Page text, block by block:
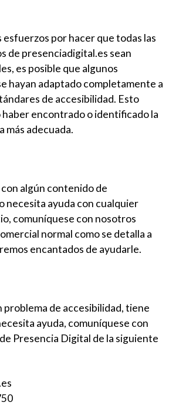
por hacer que todas las
de presenciadigital.es sean
es posible que algunos
hayan adaptado completamente a
de accesibilidad. Esto
haber encontrado o identificado la
más adecuada.
algún contenido de
necesita ayuda con cualquier
comuníquese con nosotros
normal como se detalla a
encantados de ayudarle.
problema de accesibilidad, tiene
ayuda, comuníquese con
Presencia Digital de la siguiente